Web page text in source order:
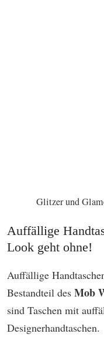
Glitzer und
Auffällige
Look geht ohne!
Auffällige
Bestandteil des Mob
sind Taschen mit
Designerhandtaschen.